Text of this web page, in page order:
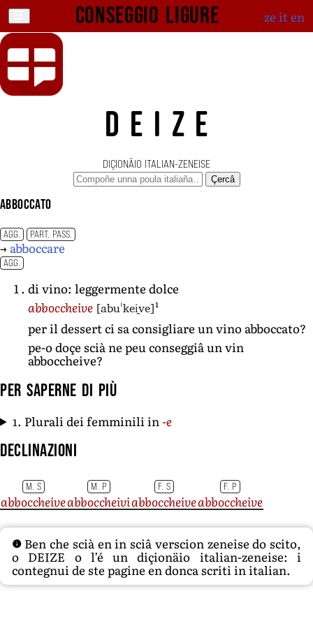
Conseggio ligure ze iten
DEIZE
DIÇIONÄIO ITALIAN-ZENEISE
Çercâ
abboccato
AGG. PART. PASS.
→ abboccare
AGG.
di vino: leggermente dolce
abboccheive [abuˈkei̯ve]1
per il dessert ci sa consigliare un vino abboccato?
pe-o doçe scià ne peu conseggiâ un vin
abboccheive?
Per saperne di più
1. Plurali dei femminili in -e
Declinazioni
M. S M. P F. S F. P
abboccheiveabboccheiviabboccheiveabboccheive
Ben che scià en in sciâ verscion zeneise do scito,
o DEIZE o l’é un diçionäio italian-zeneise: i
contegnui de ste pagine en donca scriti in italian.